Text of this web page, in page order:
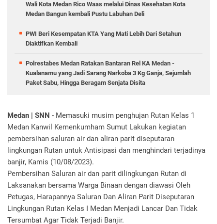
Wali Kota Medan Rico Waas melalui Dinas Kesehatan Kota
Medan Bangun kembali Pustu Labuhan Deli
PWI Beri Kesempatan KTA Yang Mati Lebih Dari Setahun
Diaktifkan Kembali
Polrestabes Medan Ratakan Bantaran Rel KA Medan -
Kualanamu yang Jadi Sarang Narkoba 3 Kg Ganja, Sejumlah
Paket Sabu, Hingga Beragam Senjata Disita
Medan | SNN - Memasuki musim penghujan Rutan Kelas 1
Medan Kanwil Kemenkumham Sumut Lakukan kegiatan
pembersihan saluran air dan aliran parit diseputaran
lingkungan Rutan untuk Antisipasi dan menghindari terjadinya
banjir, Kamis (10/08/2023).
Pembersihan Saluran air dan parit dilingkungan Rutan di
Laksanakan bersama Warga Binaan dengan diawasi Oleh
Petugas, Harapannya Saluran Dan Aliran Parit Diseputaran
Lingkungan Rutan Kelas I Medan Menjadi Lancar Dan Tidak
Tersumbat Agar Tidak Terjadi Banjir.